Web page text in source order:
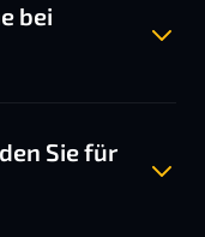
bei
Sie für